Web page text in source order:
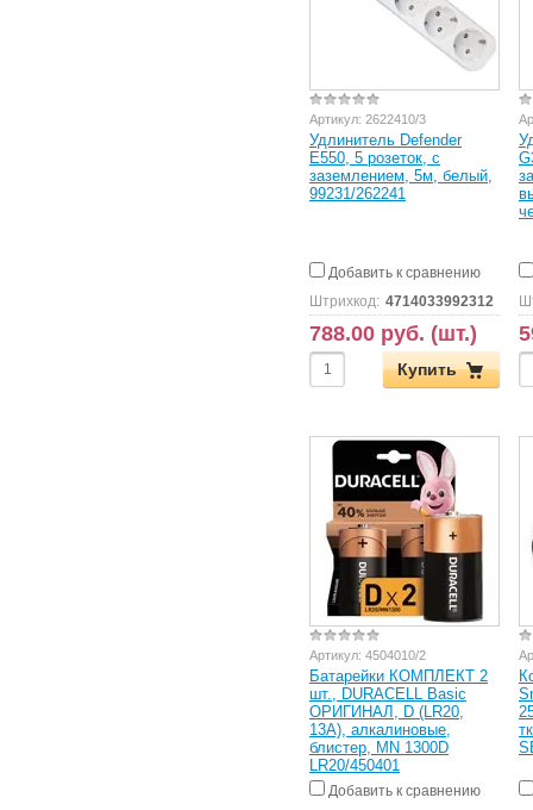
Артикул: 2622410/3
Удлинитель Defender
E550, 5 розеток, с
заземлением, 5м, белый,
99231/262241
Добавить к сравнению
Штрихкод: 4714033992312
788.00 руб. (шт.)
Купить
Артикул: 4504010/2
Батарейки КОМПЛЕКТ 2
шт., DURACELL Basic
ОРИГИНАЛ, D (LR20,
13А), алкалиновые,
блистер, MN 1300D
LR20/450401
Добавить к сравнению